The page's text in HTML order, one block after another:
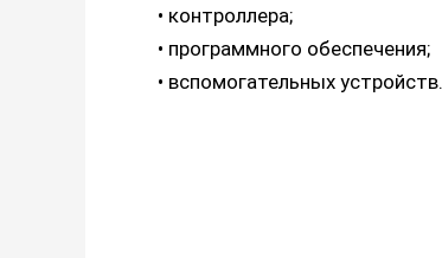
• контроллера;
• программного обеспечения;
• вспомогательных устройств.